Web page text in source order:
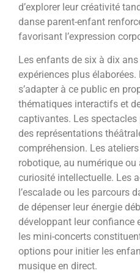
d’explorer leur créativité
danse parent-enfant
favorisant l’expression
Les enfants de six à dix
expériences plus
s’adapter à ce public en
thématiques interactifs et
captivantes. Les
des représentations
compréhension. Les
robotique, au numérique
curiosité intellectuelle. Les
l’escalade ou les parcours
de dépenser leur énergie
développant leur confiance
les mini-concerts
options pour initier les
musique en direct.